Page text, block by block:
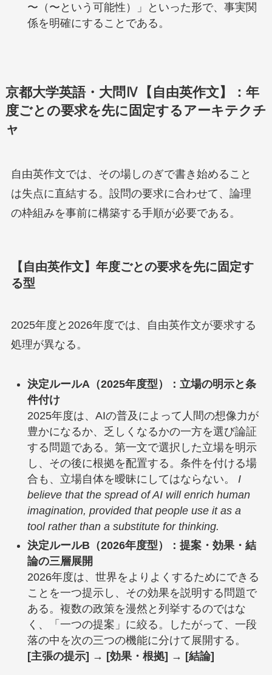
〜（〜という可能性）」といった形で、事実関
係を明確にすることである。
京都大学英語・大問Ⅳ【自由英作文】：年
度ごとの要求を先に固定するアーキテクチ
ャ
自由英作文では、その場しのぎで書き始めること
は失点に直結する。設問の要求に合わせて、論理
の枠組みを事前に構築する手順が必要である。
【自由英作文】年度ごとの要求を先に固定す
る型
2025年度と2026年度では、自由英作文が要求する
処理が異なる。
決定ルールA（2025年度型）：立場の明示と条
件付け
2025年度は、AIの普及によって人間の想像力が
豊かになるか、乏しくなるかの一方を選び論証
する問題である。第一文で選択した立場を明示
し、その後に根拠を配置する。条件を付ける場
合も、立場自体を曖昧にしてはならない。 I
believe that the spread of AI will enrich human
imagination, provided that people use it as a
tool rather than a substitute for thinking.
決定ルールB（2026年度型）：提案・効果・結
論の三層展開
2026年度は、世界をよりよくするためにできる
ことを一つ提示し、その効果を説明する問題で
ある。複数の政策を漫然と列挙するのではな
く、「一つの提案」に絞る。したがって、一段
落の中を次の三つの機能に分けて展開する。
[主張の提示] → [効果・根拠] → [結論]